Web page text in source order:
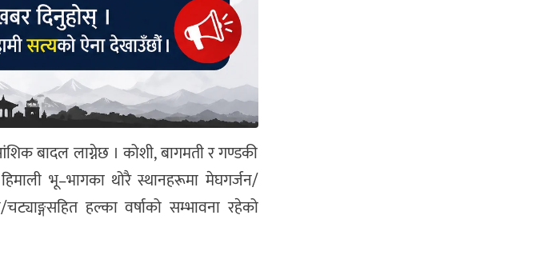
बादल लाग्नेछ । कोशी, बागमती र गण्डकी
भू–भागका थोरै स्थानहरूमा मेघगर्जन/
हल्का वर्षाको सम्भावना रहेको